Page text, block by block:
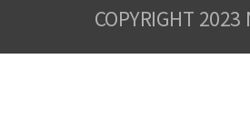
COPYRIGHT 2023